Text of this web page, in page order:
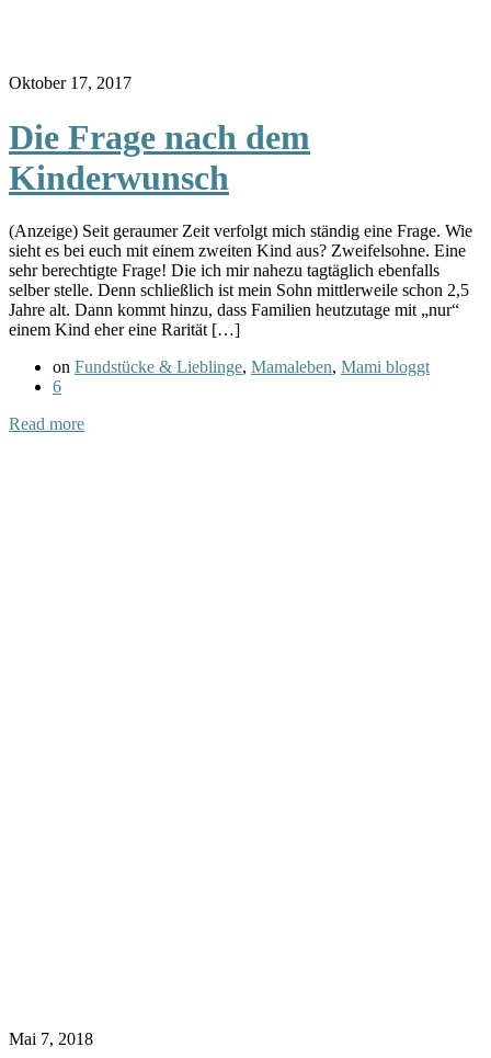
Oktober 17, 2017
Die Frage nach dem
Kinderwunsch
(Anzeige) Seit geraumer Zeit verfolgt mich ständig eine Frage. Wie
sieht es bei euch mit einem zweiten Kind aus? Zweifelsohne. Eine
sehr berechtigte Frage! Die ich mir nahezu tagtäglich ebenfalls
selber stelle. Denn schließlich ist mein Sohn mittlerweile schon 2,5
Jahre alt. Dann kommt hinzu, dass Familien heutzutage mit „nur“
einem Kind eher eine Rarität […]
on Fundstücke & Lieblinge, Mamaleben, Mami bloggt
6
Read more
Mai 7, 2018